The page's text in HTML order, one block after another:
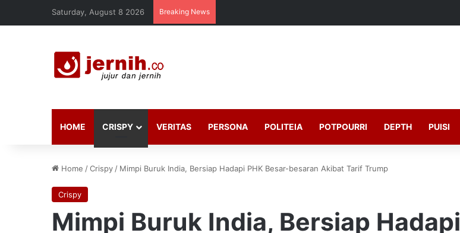
Saturday, August 8 2026 Breaking News
HOME CRISPY VERITAS PERSONA POLITEIA POTPOURRI DEPTH PUISI
Home /Crispy / Mimpi Buruk India, Bersiap Hadapi PHK Besar-besaran Akibat Tarif Trump
Crispy
Mimpi Buruk India, Bersiap Hadapi